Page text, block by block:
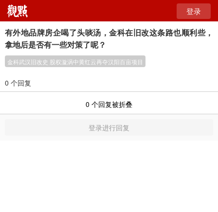
登录
有外地品牌房企喝了头啖汤，金科在旧改这条路也顺利些，
拿地后是否有一些对策了呢？
金科武汉旧改史 股权漩涡中黄红云再夺汉阳百亩项目
0 个回复
0 个回复被折叠
登录进行回复